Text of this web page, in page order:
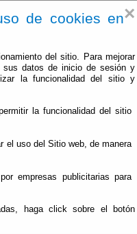
×
de cookies en
del sitio. Para mejorar
sus datos de inicio de sesión y
la funcionalidad del sitio y
la funcionalidad del sitio
el uso del Sitio web, de manera
empresas publicitarias para
haga click sobre el botón